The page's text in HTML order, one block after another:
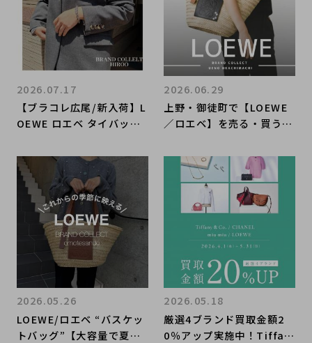
【ブラコレ広尾/新入荷】L
OEWE ロエベ タイバック
入荷しました
2026.07.17
上野・御徒町で【LOEWE
／ロエベ】を売る・買うな
徒町店｜Medium Basket
Bag／バスケットバッグ
ミディアム入荷｜Buy & S
ell Luxury in Ueno Tok
2026.06.29
LOEWE/ロエベ “バスケッ
トバッグ”【大容量で夏の
2026.05.26
厳選4ブランド買取金額2
0％アップ実施中！Tiffan
2026.05.18